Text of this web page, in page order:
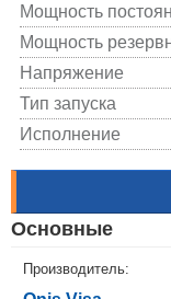
Мощность
Мощность
Напряжение
Тип запуска
Исполнение
Основные
Производитель: